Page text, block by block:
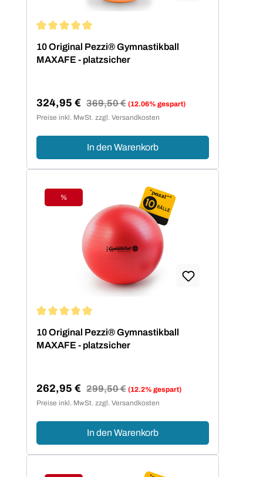
10 Original Pezzi® Gymnastikball
MAXAFE - platzsicher
Verkaufspreis:
324,95 € Regulärer Preis:
369,50 € (12.06% gespart)
Preise inkl. MwSt. zzgl. Versandkosten
In den Warenkorb
Rabatt
%
10 Original Pezzi® Gymnastikball
MAXAFE - platzsicher
Verkaufspreis:
262,95 € Regulärer Preis:
299,50 € (12.2% gespart)
Preise inkl. MwSt. zzgl. Versandkosten
In den Warenkorb